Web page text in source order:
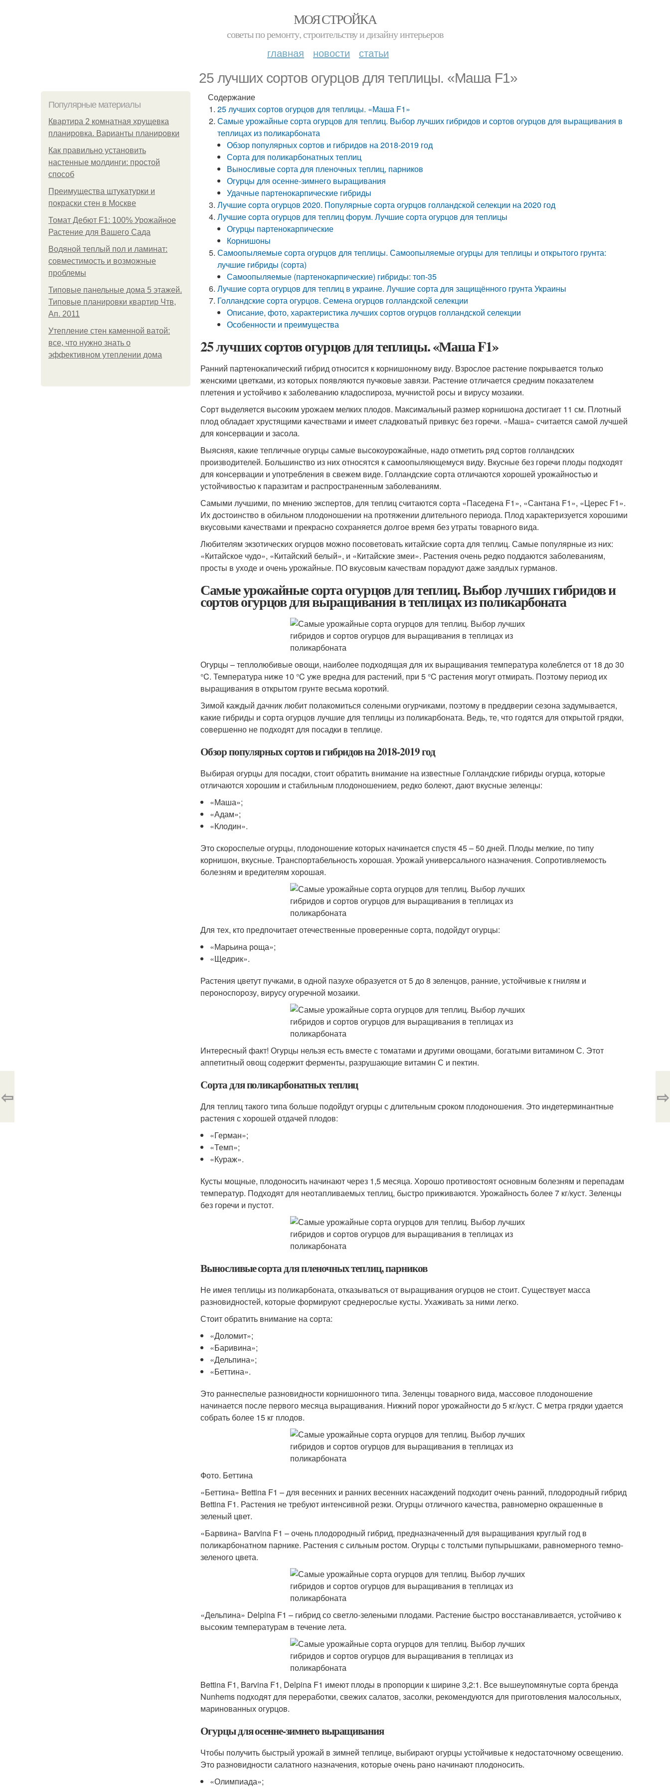
МОЯ СТРОЙКА
советы по ремонту, строительству и дизайну интерьеров
главная новости статьи
25 лучших сортов огурцов для теплицы. «Маша F1»
Популярные материалы
Квартира 2 комнатная хрущевка
планировка. Варианты планировки
Как правильно установить
настенные молдинги: простой
способ
Преимущества штукатурки и
покраски стен в Москве
Томат Дебют F1: 100% Урожайное
Растение для Вашего Сада
Водяной теплый пол и ламинат:
совместимость и возможные
проблемы
Типовые панельные дома 5 этажей.
Типовые планировки квартир Чтв,
Ап. 2011
Утепление стен каменной ватой:
все, что нужно знать о
эффективном утеплении дома
Содержание
25 лучших сортов огурцов для теплицы. «Маша F1»
Самые урожайные сорта огурцов для теплиц. Выбор лучших гибридов и сортов огурцов для выращивания в
теплицах из поликарбоната
Обзор популярных сортов и гибридов на 2018-2019 год
Сорта для поликарбонатных теплиц
Выносливые сорта для пленочных теплиц, парников
Огурцы для осенне-зимнего выращивания
Удачные партенокарпические гибриды
Лучшие сорта огурцов 2020. Популярные сорта огурцов голландской селекции на 2020 год
Лучшие сорта огурцов для теплиц форум. Лучшие сорта огурцов для теплицы
Огурцы партенокарпические
Корнишоны
Самоопыляемые сорта огурцов для теплицы. Самоопыляемые огурцы для теплицы и открытого грунта:
лучшие гибриды (сорта)
Самоопыляемые (партенокарпические) гибриды: топ-35
Лучшие сорта огурцов для теплиц в украине. Лучшие сорта для защищённого грунта Украины
Голландские сорта огурцов. Семена огурцов голландской селекции
Описание, фото, характеристика лучших сортов огурцов голландской селекции
Особенности и преимущества
25 лучших сортов огурцов для теплицы. «Маша F1»
Ранний партенокапический гибрид относится к корнишонному виду. Взрослое растение покрывается только
женскими цветками, из которых появляются пучковые завязи. Растение отличается средним показателем
плетения и устойчиво к заболеванию кладоспироза, мучнистой росы и вирусу мозаики.
Сорт выделяется высоким урожаем мелких плодов. Максимальный размер корнишона достигает 11 см. Плотный
плод обладает хрустящими качествами и имеет сладковатый привкус без горечи. «Маша» считается самой лучшей
для консервации и засола.
Выясняя, какие тепличные огурцы самые высокоурожайные, надо отметить ряд сортов голландских
производителей. Большинство из них относятся к самоопыляющемуся виду. Вкусные без горечи плоды подходят
для консервации и употребления в свежем виде. Голландские сорта отличаются хорошей урожайностью и
устойчивостью к паразитам и распространенным заболеваниям.
Самыми лучшими, по мнению экспертов, для теплиц считаются сорта «Паседена F1», «Сантана F1», «Церес F1».
Их достоинство в обильном плодоношении на протяжении длительного периода. Плод характеризуется хорошими
вкусовыми качествами и прекрасно сохраняется долгое время без утраты товарного вида.
Любителям экзотических огурцов можно посоветовать китайские сорта для теплиц. Самые популярные из них:
«Китайское чудо», «Китайский белый», и «Китайские змеи». Растения очень редко поддаются заболеваниям,
просты в уходе и очень урожайные. ПО вкусовым качествам порадуют даже заядлых гурманов.
Самые урожайные сорта огурцов для теплиц. Выбор лучших гибридов и
сортов огурцов для выращивания в теплицах из поликарбоната
Огурцы – теплолюбивые овощи, наиболее подходящая для их выращивания температура колеблется от 18 до 30
°C. Температура ниже 10 °C уже вредна для растений, при 5 °C растения могут отмирать. Поэтому период их
выращивания в открытом грунте весьма короткий.
Зимой каждый дачник любит полакомиться солеными огурчиками, поэтому в преддверии сезона задумывается,
какие гибриды и сорта огурцов лучшие для теплицы из поликарбоната. Ведь, те, что годятся для открытой грядки,
совершенно не подходят для посадки в теплице.
Обзор популярных сортов и гибридов на 2018-2019 год
Выбирая огурцы для посадки, стоит обратить внимание на известные Голландские гибриды огурца, которые
отличаются хорошим и стабильным плодоношением, редко болеют, дают вкусные зеленцы:
«Маша»;
«Адам»;
«Клодин».
Это скороспелые огурцы, плодоношение которых начинается спустя 45 – 50 дней. Плоды мелкие, по типу
корнишон, вкусные. Транспортабельность хорошая. Урожай универсального назначения. Сопротивляемость
болезням и вредителям хорошая.
Для тех, кто предпочитает отечественные проверенные сорта, подойдут огурцы:
«Марьина роща»;
«Щедрик».
Растения цветут пучками, в одной пазухе образуется от 5 до 8 зеленцов, ранние, устойчивые к гнилям и
пероноспорозу, вирусу огуречной мозаики.
Интересный факт! Огурцы нельзя есть вместе с томатами и другими овощами, богатыми витамином С. Этот
аппетитный овощ содержит ферменты, разрушающие витамин С и пектин.
Сорта для поликарбонатных теплиц
Для теплиц такого типа больше подойдут огурцы с длительным сроком плодоношения. Это индетерминантные
растения с хорошей отдачей плодов:
«Герман»;
«Темп»;
«Кураж».
Кусты мощные, плодоносить начинают через 1,5 месяца. Хорошо противостоят основным болезням и перепадам
температур. Подходят для неотапливаемых теплиц, быстро приживаются. Урожайность более 7 кг/куст. Зеленцы
без горечи и пустот.
Выносливые сорта для пленочных теплиц, парников
Не имея теплицы из поликарбоната, отказываться от выращивания огурцов не стоит. Существует масса
разновидностей, которые формируют среднерослые кусты. Ухаживать за ними легко.
Стоит обратить внимание на сорта:
«Доломит»;
«Баривина»;
«Дельпина»;
«Беттина».
Это раннеспелые разновидности корнишонного типа. Зеленцы товарного вида, массовое плодоношение
начинается после первого месяца выращивания. Нижний порог урожайности до 5 кг/куст. С метра грядки удается
собрать более 15 кг плодов.
Фото. Беттина
«Беттина» Bettina F1 – для весенних и ранних весенних насаждений подходит очень ранний, плодородный гибрид
Bettina F1. Растения не требуют интенсивной резки. Огурцы отличного качества, равномерно окрашенные в
зеленый цвет.
«Барвина» Barvina F1 – очень плодородный гибрид, предназначенный для выращивания круглый год в
поликарбонатном парнике. Растения с сильным ростом. Огурцы с толстыми пупырышками, равномерного темно-
зеленого цвета.
«Дельпина» Delpina F1 – гибрид со светло-зелеными плодами. Растение быстро восстанавливается, устойчиво к
высоким температурам в течение лета.
Bettina F1, Barvina F1, Delpina F1 имеют плоды в пропорции к ширине 3,2:1. Все вышеупомянутые сорта бренда
Nunhems подходят для переработки, свежих салатов, засолки, рекомендуются для приготовления малосольных,
маринованных огурцов.
Огурцы для осенне-зимнего выращивания
Чтобы получить быстрый урожай в зимней теплице, выбирают огурцы устойчивые к недостаточному освещению.
Это разновидности салатного назначения, которые очень рано начинают плодоносить.
«Олимпиада»;
⇦ ⇨